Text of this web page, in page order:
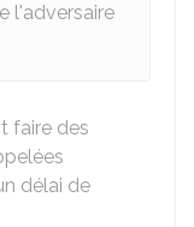
l'adversaire
faire des
délai de